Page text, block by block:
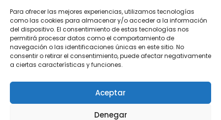
Para ofrecer las mejores experiencias, utilizamos tecnologías
como las cookies para almacenar y/o acceder a la información
del dispositivo. El consentimiento de estas tecnologías nos
permitirá procesar datos como el comportamiento de
navegación o las identificaciones únicas en este sitio. No
consentir o retirar el consentimiento, puede afectar negativamente
a ciertas características y funciones.
Aceptar
Denegar
LUCENTUM
ALICANTE
CONTACTO